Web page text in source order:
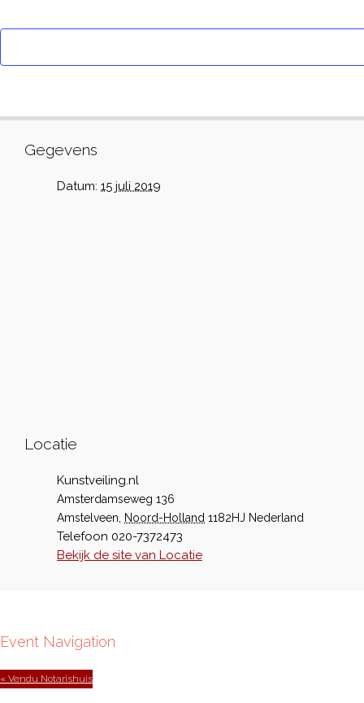
Gegevens
Datum: 15 juli 2019
Locatie
Kunstveiling.nl
Amsterdamseweg 136
Amstelveen
Noord-Holland 1182HJ Nederland
Telefoon 020-7372473
Bekijk de site van Locatie
Event Navigation
« Vendu Notarishuis